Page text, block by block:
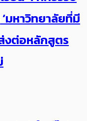
มหาวิทยาลัยที่มี
งต่อหลักสูตร